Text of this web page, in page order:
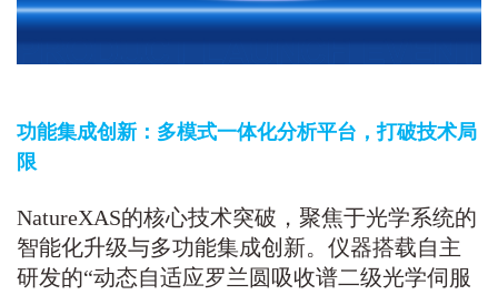
功能集成创新：多模式一体化分析平台，打破技术局
限
NatureXAS的核心技术突破，聚焦于光学系统的
智能化升级与多功能集成创新。仪器搭载自主
研发的“动态自适应罗兰圆吸收谱二级光学伺服